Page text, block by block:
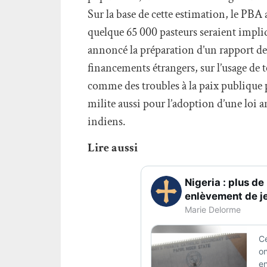
Sur la base de cette estimation, le
quelque 65 000 pasteurs seraient
annoncé la préparation d’un rapport
financements étrangers, sur l’usage
comme des troubles à la paix
milite aussi pour l’adoption d’une loi
indiens.
Lire aussi